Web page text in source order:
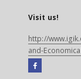
Visit us!
http://
and-
Facebook